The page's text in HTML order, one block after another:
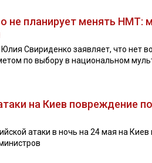
не планирует менять НМТ:
Свириденко заявляет, что нет
по выбору в национальном
на Киев повреждение
атаки в ночь на 24 мая на